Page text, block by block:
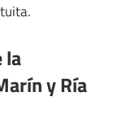
la
y Ría